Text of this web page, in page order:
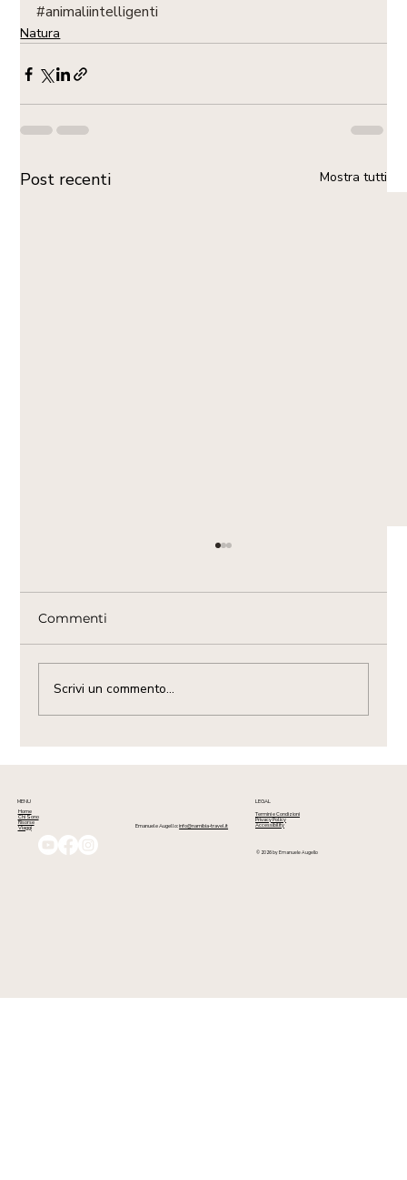
#animaliintelligenti
Natura
Post recenti Mostra tutti
Commenti
Scrivi un commento...
MENU
Home
Chi Sono
Risorse
Viaggi
LEGAL
Termini e Condizioni
Privacy Policy
Accessibility
© 2026 by Emanuele Augello
Emanuele Augello:info@namibia-travel.it